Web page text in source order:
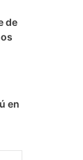
de
en